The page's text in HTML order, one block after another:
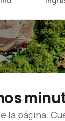
la página.